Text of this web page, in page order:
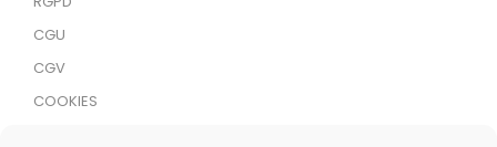
CGU
CGV
COOKIES